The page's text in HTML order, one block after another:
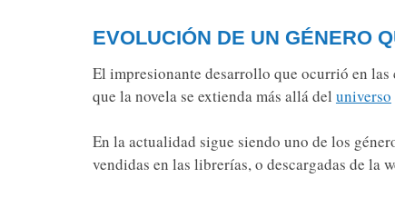
EVOLUCIÓN DE UN GÉNERO
El impresionante desarrollo que ocurrió en
que la novela se extienda más allá del universo
En la actualidad sigue siendo uno de los
vendidas en las librerías, o descargadas de la